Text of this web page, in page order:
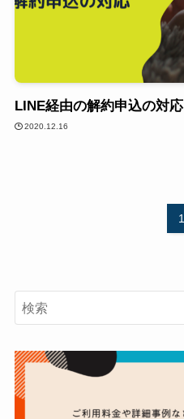
LINE経由の解約申込の対応
2020.12.16
1